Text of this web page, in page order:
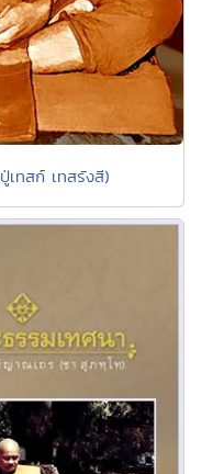
เทสก์ เทสรังสี)